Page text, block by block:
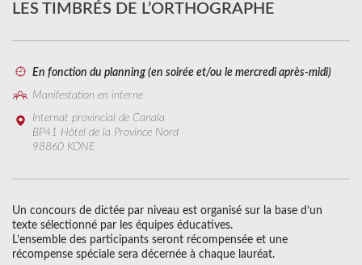
LES TIMBRÉS DE L’ORTHOGRAPHE
En fonction du planning (en soirée et/ou le mercredi après-midi)
Manifestation en interne
Internat provincial de Canala
BP41 Hôtel de la Province Nord
98860 KONE
Un concours de dictée par niveau est organisé sur la base d’un
texte sélectionné par les équipes éducatives.
L’ensemble des participants seront récompensée et une
récompense spéciale sera décernée à chaque lauréat.